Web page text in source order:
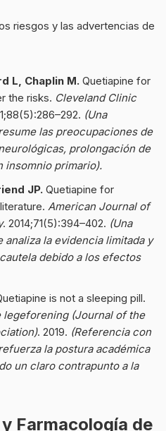
riesgos y las advertencias de
L, Chaplin M. Quetiapine for
the risks. Cleveland Clinic
(Una
las preocupaciones de
prolongación de
insomnio primario).
JP. Quetiapine for
American Journal of
. 2014;71(5):394–402. (Una
la evidencia limitada y
debido a los efectos
is not a sleeping pill.
legeforening (Journal of the
. 2019. (Referencia con
la postura académica
un claro contrapunto a la
Farmacología de